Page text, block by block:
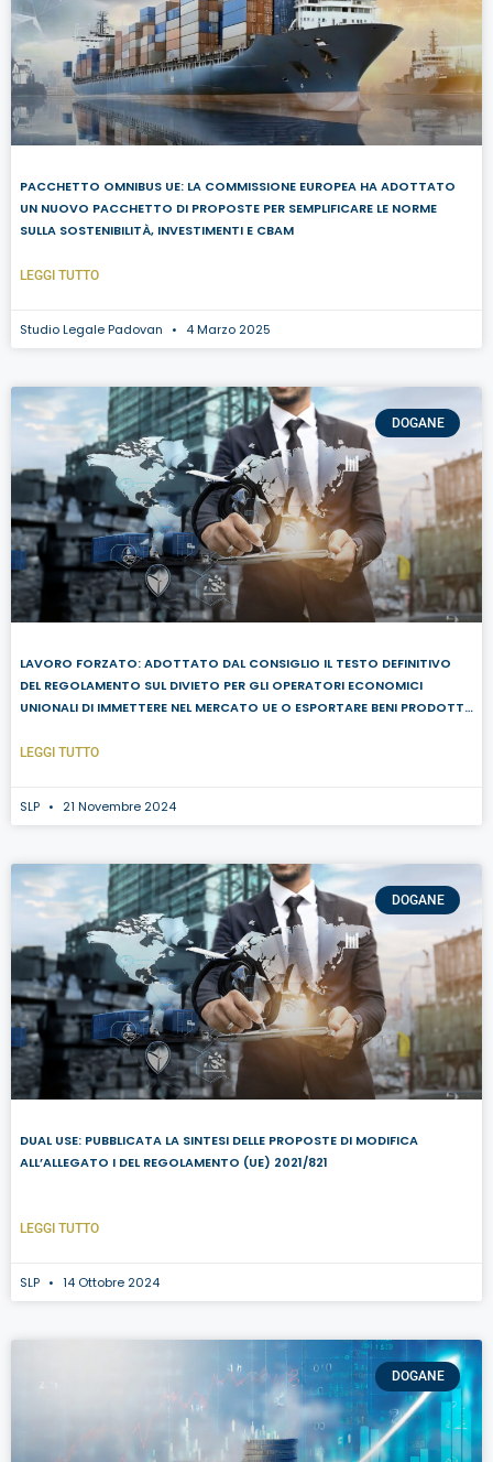
PACCHETTO OMNIBUS UE: LA COMMISSIONE EUROPEA HA ADOTTATO
UN NUOVO PACCHETTO DI PROPOSTE PER SEMPLIFICARE LE NORME
SULLA SOSTENIBILITÀ, INVESTIMENTI E CBAM
LEGGI TUTTO
Studio Legale Padovan 4 Marzo 2025
DOGANE
LAVORO FORZATO: ADOTTATO DAL CONSIGLIO IL TESTO DEFINITIVO
DEL REGOLAMENTO SUL DIVIETO PER GLI OPERATORI ECONOMICI
UNIONALI DI IMMETTERE NEL MERCATO UE O ESPORTARE BENI PRODOTTI
LEGGI TUTTO
SLP 21 Novembre 2024
DOGANE
DUAL USE: PUBBLICATA LA SINTESI DELLE PROPOSTE DI MODIFICA
ALL’ALLEGATO I DEL REGOLAMENTO (UE) 2021/821
LEGGI TUTTO
SLP 14 Ottobre 2024
DOGANE